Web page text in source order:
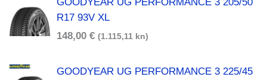
R17 93V XL
148,00 € (1.115,11 kn)
GOODYEAR UG PERFORMANCE 3 225/45